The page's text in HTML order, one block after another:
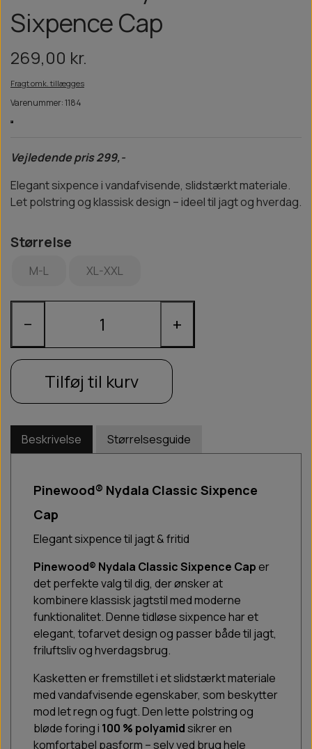
Sixpence Cap
269,00 kr.
Fragt omk. tillægges
Varenummer: 1184
Vejledende pris 299,-
Elegant sixpence i vandafvisende, slidstærkt materiale.
Let polstring og klassisk design – ideel til jagt og hverdag.
Størrelse
M-L XL-XXL
− +
Tilføj til kurv
Beskrivelse Størrelsesguide
Pinewood® Nydala Classic Sixpence
Cap
Elegant sixpence til jagt & fritid
Pinewood® Nydala Classic Sixpence Caper
det perfekte valg til dig, der ønsker at
kombinere klassisk jagtstil med moderne
funktionalitet. Denne tidløse sixpence har et
elegant, tofarvet design og passer både til jagt,
friluftsliv og hverdagsbrug.
Kasketten er fremstillet i et slidstærkt materiale
med vandafvisende egenskaber, som beskytter
mod let regn og fugt. Den lette polstring og
bløde foring i 100 % polyamidsikrer en
komfortabel pasform – selv ved brug hele